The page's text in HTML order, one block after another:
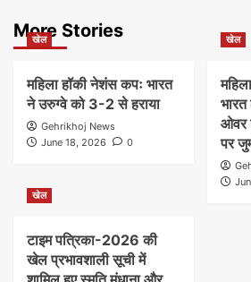
More Stories
खेल
महिला हॉकी नेशंस कपः भारत
ने उरुग्वे को 3-2 से हराया
Gehrikhoj News
June 18, 2026
0
खेल
ओवर
पर
खेल
टाइम पत्रिका-2026 की
खेल प्रभावशाली सूची में